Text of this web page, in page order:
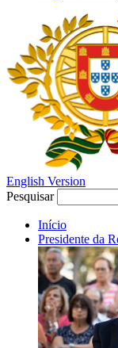
English Version
Pesquisar
Início
Presidente da